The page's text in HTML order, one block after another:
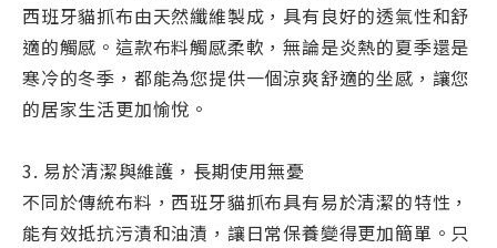
西班牙貓抓布由天然纖維製成，具有良好的透氣性和舒
適的觸感。這款布料觸感柔軟，無論是炎熱的夏季還是
寒冷的冬季，都能為您提供一個涼爽舒適的坐感，讓您
的居家生活更加愉悅。
3. 易於清潔與維護，長期使用無憂
不同於傳統布料，西班牙貓抓布具有易於清潔的特性，
能有效抵抗污漬和油漬，讓日常保養變得更加簡單。只